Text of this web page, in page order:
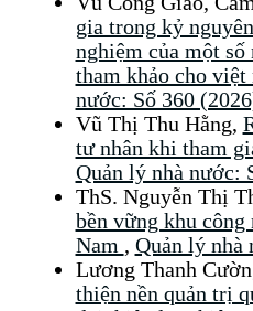
gia trong kỷ
nghiệm của một
tham khảo cho việt
nước: Số 360
Vũ Thị Thu Hằng,
tư nhân khi tham
Quản lý nhà nước:
ThS. Nguyễn Thị
bền vững khu
Nam , Quản lý nhà
Lương Thanh
thiện nền quản trị